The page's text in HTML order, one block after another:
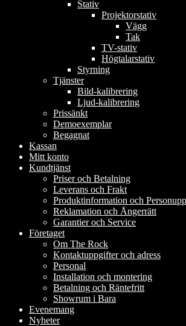
Stativ
Projektorstativ
Vägg
Tak
TV-stativ
Högtalarstativ
Styrning
Tjänster
Bild-kalibrering
Ljud-kalibrering
Prissänkt
Demoexemplar
Begagnat
Kassan
Mitt konto
Kundtjänst
Priser och Betalning
Leverans och Frakt
Produktinformation och
Reklamation och Ångerrätt
Garantier och Service
Företaget
Om The Rock
Kontaktuppgifter och adress
Personal
Installation och montering
Betalning och Räntefritt
Showrum i Bara
Evenemang
Nyheter